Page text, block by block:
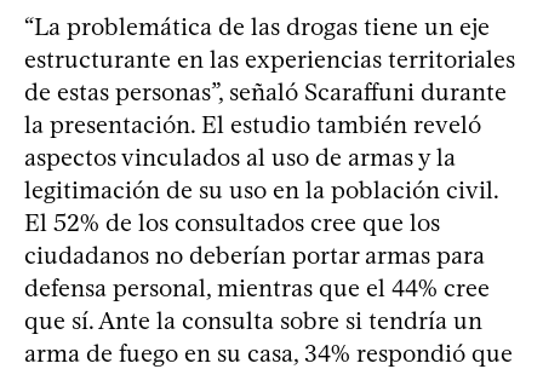
“La problemática de las drogas tiene un eje
estructurante en las experiencias territoriales
de estas personas”, señaló Scaraffuni durante
la presentación. El estudio también reveló
aspectos vinculados al uso de armas y la
legitimación de su uso en la población civil.
El 52% de los consultados cree que los
ciudadanos no deberían portar armas para
defensa personal, mientras que el 44% cree
que sí. Ante la consulta sobre si tendría un
arma de fuego en su casa, 34% respondió que